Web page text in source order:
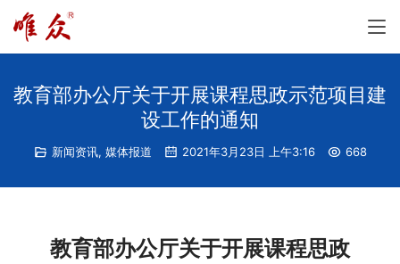
教育部办公厅关于开展课程思政示范项目建
设工作的通知
新闻资讯, 媒体报道 2021年3月23日 上午3:16 668
教育部办公厅关于开展课程思政